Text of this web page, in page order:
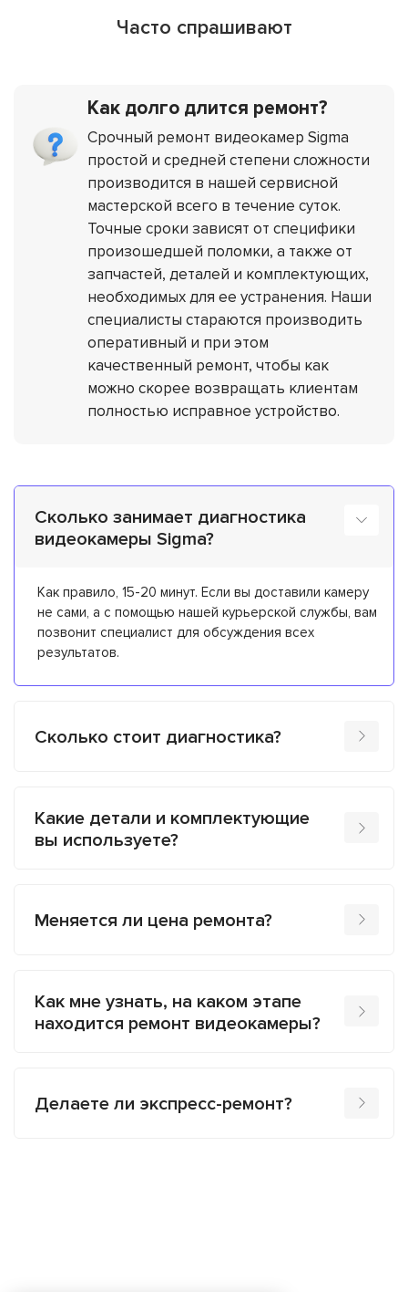
Часто спрашивают
Как долго длится ремонт?
Срочный ремонт видеокамер Sigma
простой и средней степени сложности
производится в нашей сервисной
мастерской всего в течение суток.
Точные сроки зависят от специфики
произошедшей поломки, а также от
запчастей, деталей и комплектующих,
необходимых для ее устранения. Наши
специалисты стараются производить
оперативный и при этом
качественный ремонт, чтобы как
можно скорее возвращать клиентам
полностью исправное устройство.
Сколько занимает диагностика
видеокамеры Sigma?
Как правило, 15-20 минут. Если вы доставили камеру
не сами, а с помощью нашей курьерской службы, вам
позвонит специалист для обсуждения всех
результатов.
Сколько стоит диагностика?
Какие детали и комплектующие
вы используете?
Меняется ли цена ремонта?
Как мне узнать, на каком этапе
находится ремонт видеокамеры?
Делаете ли экспресс-ремонт?